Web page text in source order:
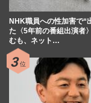
NHK職員への性加害で“
た〈5年前の番組出演者
むも、ネット…